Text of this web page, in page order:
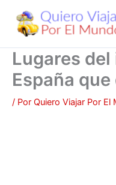
contenido
Lugares
España
/ Por Quiero Viajar Por El